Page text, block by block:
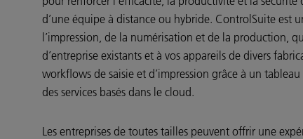
d’une équipe à distance ou hybride. ControlSuite est
l’impression, de la numérisation et de la production,
d’entreprise existants et à vos appareils de divers
workflows de saisie et d’impression grâce à un
des services basés dans le cloud.
Les entreprises de toutes tailles peuvent offrir une